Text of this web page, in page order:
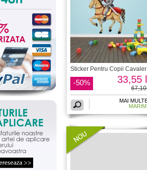
Sticker Pentru Copii Cavaler
-50% 33,55
MAI